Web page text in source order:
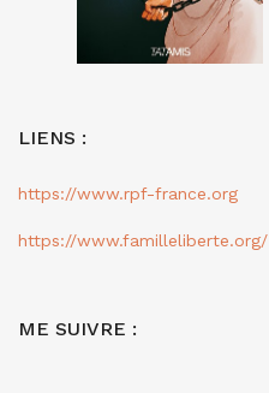
LIENS :
https://www.rpf-france.org
https://www.familleliberte.org/
ME SUIVRE :